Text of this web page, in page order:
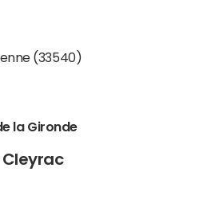
(33540)
la Gironde
Cleyrac